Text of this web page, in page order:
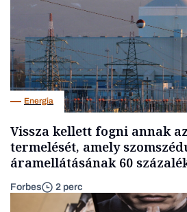
Energia
Vissza kellett fogni annak
termelését, amely
áramellátásának 60
Forbes 2 perc